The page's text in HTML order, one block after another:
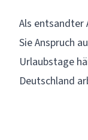
Als entsandter
Sie Anspruch
Urlaubstage
Deutschland